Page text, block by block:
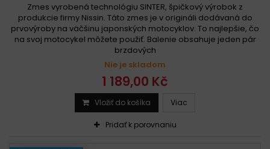
Zmes vyrobená technológiu SINTER, špičkový výrobok z
produkcie firmy Nissin. Táto zmes je v origináli dodávaná do
prvovýroby na väčšinu japonských motocyklov. To najlepšie, čo
na svoj motocykel môžete použiť. Balenie obsahuje jeden pár
brzdových
Nie je skladom
1 189,00 Kč
Vložiť do košíka Viac
Pridať k porovnaniu